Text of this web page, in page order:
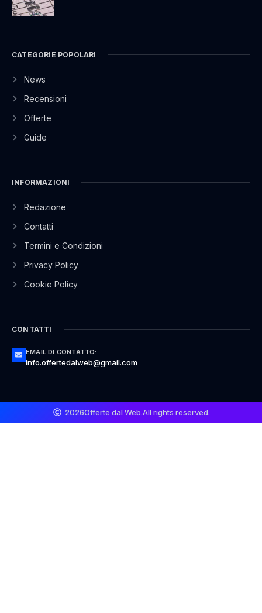
CATEGORIE POPOLARI
News
Recensioni
Offerte
Guide
INFORMAZIONI
Redazione
Contatti
Termini e Condizioni
Privacy Policy
Cookie Policy
CONTATTI
EMAIL DI CONTATTO:
info.offertedalweb@gmail.com
2026Offerte dal Web.All rights reserved.